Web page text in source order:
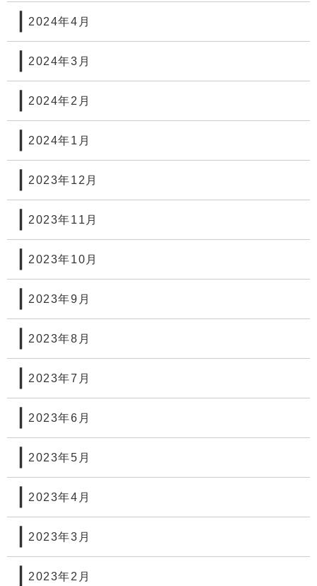
2024年4月
2024年3月
2024年2月
2024年1月
2023年12月
2023年11月
2023年10月
2023年9月
2023年8月
2023年7月
2023年6月
2023年5月
2023年4月
2023年3月
2023年2月